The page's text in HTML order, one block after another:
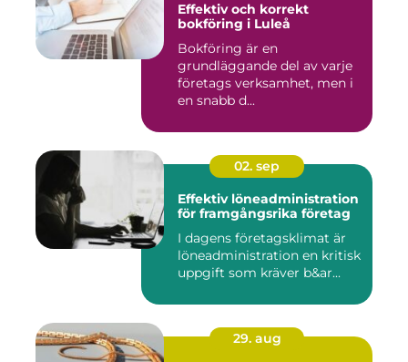
Effektiv och korrekt
bokföring i Luleå
Bokföring är en
grundläggande del av varje
företags verksamhet, men i
en snabb d...
02. sep
Effektiv löneadministration
för framgångsrika företag
I dagens företagsklimat är
löneadministration en kritisk
uppgift som kräver b&ar...
29. aug